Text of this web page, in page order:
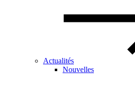
Actualités
Nouvelles